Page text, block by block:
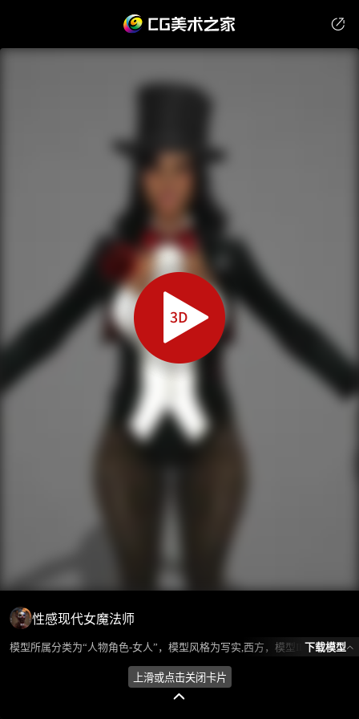
性感现代女魔法师
模型所属分类为“人物角色-女人”，模型风格为写实,西方，模型ID为102618，本模型由设计师 不爱喝水的鱼 在2024-10-10 14:17:31上传，含.fbx，.gltf，.max(3dsMax)相关源文件下载格式，点数为8219，面数为12796，材质数为7，贴图数为11，CG美术之家持续为您更新与数字孪生、影视动画和游戏VR等相关优质资源。
下载模型
上滑或点击关闭卡片